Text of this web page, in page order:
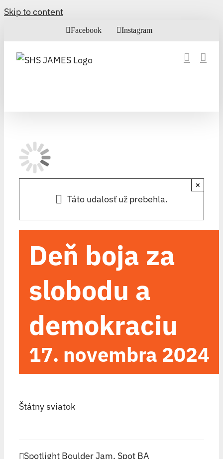
Skip to content
Facebook Instagram
Táto udalosť už prebehla.
×
Deň boja za
slobodu a
demokraciu
17. novembra 2024
Štátny sviatok
Spotlight Boulder Jam, Spot BA